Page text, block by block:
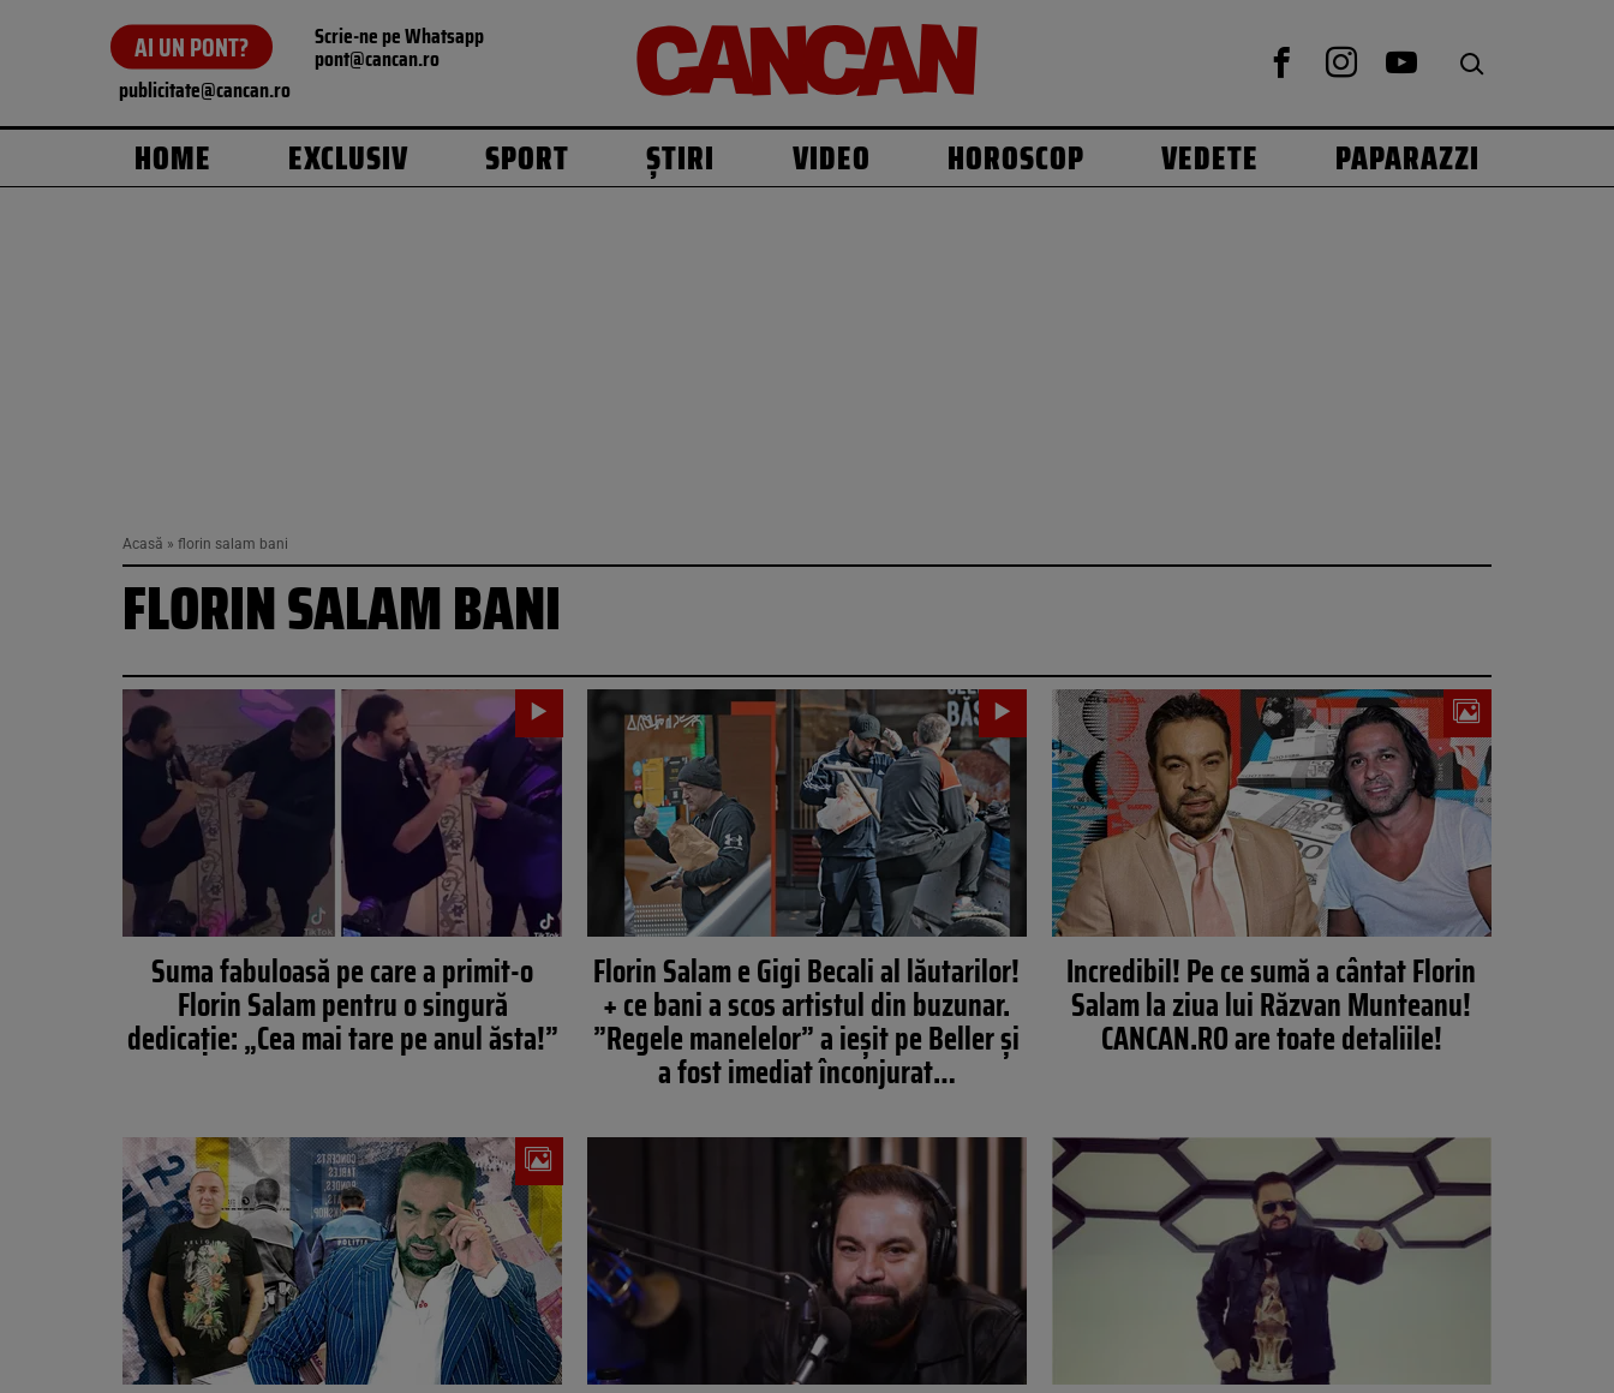
AI UN PONT? Scrie-ne pe Whatsapp
pont@cancan.ro
publicitate@cancan.ro
HOME EXCLUSIV SPORT ȘTIRI VIDEO HOROSCOP VEDETE PAPARAZZI
Acasă » florin salam bani
FLORIN SALAM BANI
Suma fabuloasă pe care a primit-o
Florin Salam pentru o singură
dedicație: „Cea mai tare pe anul ăsta!”
Florin Salam e Gigi Becali al lăutarilor!
+ ce bani a scos artistul din buzunar.
”Regele manelelor” a ieșit pe Beller și
a fost imediat înconjurat…
Incredibil! Pe ce sumă a cântat Florin
Salam la ziua lui Răzvan Munteanu!
CANCAN.RO are toate detaliile!